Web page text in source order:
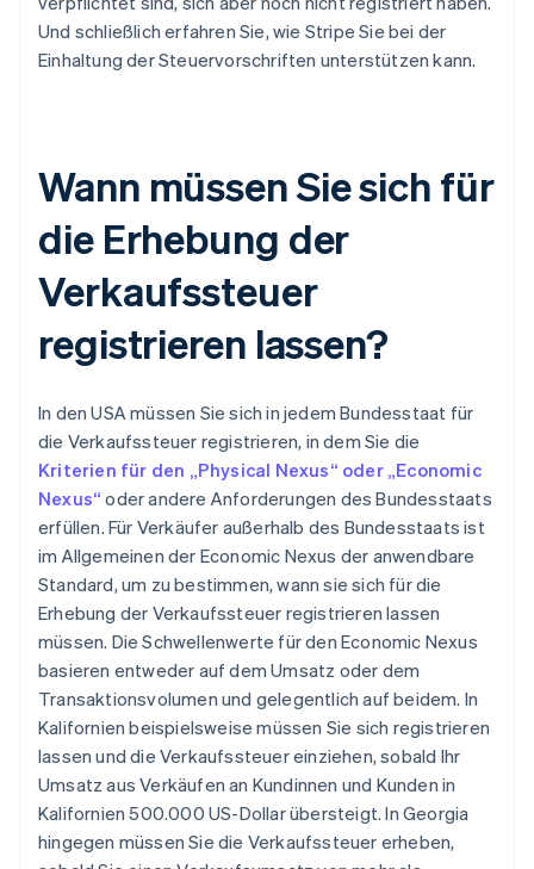
Und schließlich erfahren Sie, wie Stripe Sie bei der
Einhaltung der Steuervorschriften unterstützen kann.
Wann müssen Sie sich für
die Erhebung der
Verkaufssteuer
registrieren lassen?
In den USA müssen Sie sich in jedem Bundesstaat für
die Verkaufssteuer registrieren, in dem Sie die
Kriterien für den „Physical Nexus“ oder „Economic
Nexus“ oder andere Anforderungen des Bundesstaats
erfüllen. Für Verkäufer außerhalb des Bundesstaats ist
im Allgemeinen der Economic Nexus der anwendbare
Standard, um zu bestimmen, wann sie sich für die
Erhebung der Verkaufssteuer registrieren lassen
müssen. Die Schwellenwerte für den Economic Nexus
basieren entweder auf dem Umsatz oder dem
Transaktionsvolumen und gelegentlich auf beidem. In
Kalifornien beispielsweise müssen Sie sich registrieren
lassen und die Verkaufssteuer einziehen, sobald Ihr
Umsatz aus Verkäufen an Kundinnen und Kunden in
Kalifornien 500.000 US-Dollar übersteigt. In Georgia
hingegen müssen Sie die Verkaufssteuer erheben,